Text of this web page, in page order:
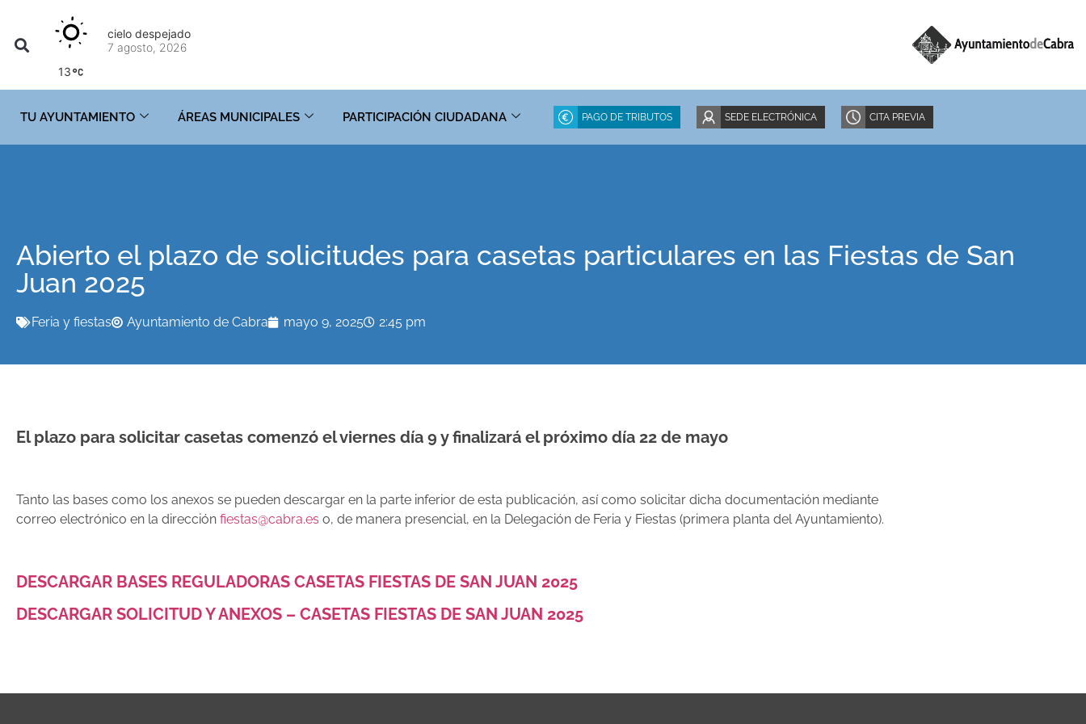
13
cielo despejado
7 agosto, 2026
TU AYUNTAMIENTO ÁREAS MUNICIPALES PARTICIPACIÓN CIUDADANA PAGO DE TRIBUTOS SEDE ELECTRÓNICA CITA PREVIA
Abierto el plazo de solicitudes para casetas particulares en las Fiestas de San
Juan 2025
Feria y fiestas Ayuntamiento de Cabra mayo 9, 2025 2:45 pm
El plazo para solicitar casetas comenzó el viernes día 9 y finalizará el próximo día 22 de mayo
Tanto las bases como los anexos se pueden descargar en la parte inferior de esta publicación, así como solicitar dicha documentación mediante
correo electrónico en la dirección fiestas@cabra.es o, de manera presencial, en la Delegación de Feria y Fiestas (primera planta del Ayuntamiento).
DESCARGAR BASES REGULADORAS CASETAS FIESTAS DE SAN JUAN 2025
DESCARGAR SOLICITUD Y ANEXOS – CASETAS FIESTAS DE SAN JUAN 2025